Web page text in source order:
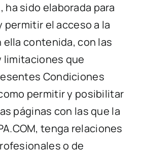
, ha sido elaborada para
permitir el acceso a la
contenida, con las
que
Condiciones
permitir y posibilitar
páginas con las que la
tenga relaciones
o de